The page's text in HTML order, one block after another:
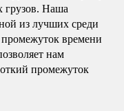
грузов. Наша
из лучших среди
времени
нам
промежуток